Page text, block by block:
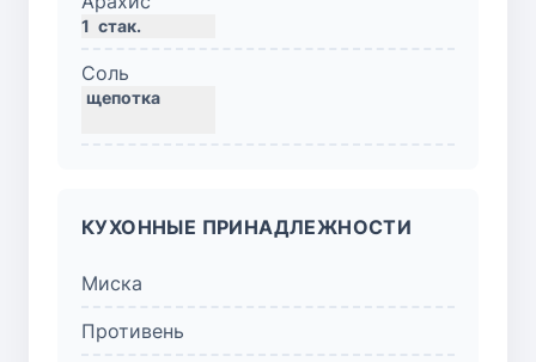
1 стак.
Соль
КУХОННЫЕ ПРИНАДЛЕЖНОСТИ
Миска
Противень